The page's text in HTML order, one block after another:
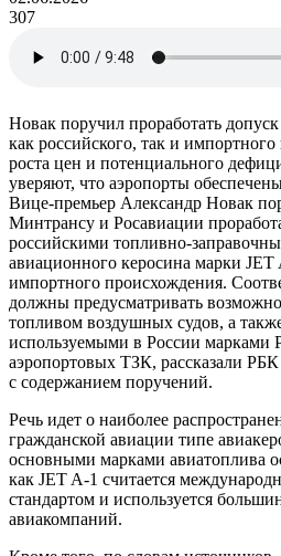
307
Новак поручил проработать
как российского, так и
роста цен и потенциального
уверяют, что аэропорты
Вице-премьер Александр Новак
Минтрансу и Росавиации
российскими топливно-
авиационного керосина марки JET
импортного происхождения.
должны предусматривать
топливом воздушных судов, а
используемыми в России марками
аэропортовых ТЗК, рассказали
с содержанием поручений.
Речь идет о наиболее
гражданской авиации типе
основными марками авиатоплива
как JET A-1 считается
стандартом и используется
авиакомпаний.